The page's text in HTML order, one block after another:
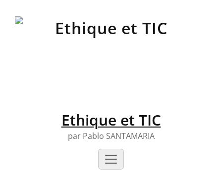
Ethique et TIC
par Pablo SANTAMARIA